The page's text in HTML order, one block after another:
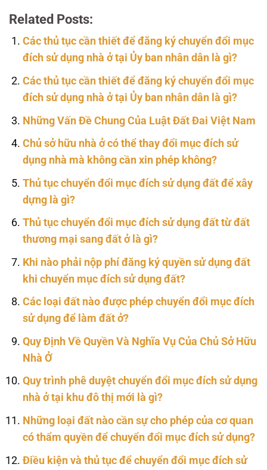
Related Posts:
Các thủ tục cần thiết để đăng ký chuyển đổi mục
đích sử dụng nhà ở tại Ủy ban nhân dân là gì?
Các thủ tục cần thiết để đăng ký chuyển đổi mục
đích sử dụng nhà ở tại Ủy ban nhân dân là gì?
Những Vấn Đề Chung Của Luật Đất Đai Việt Nam
Chủ sở hữu nhà ở có thể thay đổi mục đích sử
dụng nhà mà không cần xin phép không?
Thủ tục chuyển đổi mục đích sử dụng đất để xây
dựng là gì?
Thủ tục chuyển đổi mục đích sử dụng đất từ đất
thương mại sang đất ở là gì?
Khi nào phải nộp phí đăng ký quyền sử dụng đất
khi chuyển mục đích sử dụng đất?
Các loại đất nào được phép chuyển đổi mục đích
sử dụng để làm đất ở?
Quy Định Về Quyền Và Nghĩa Vụ Của Chủ Sở Hữu
Nhà Ở
Quy trình phê duyệt chuyển đổi mục đích sử dụng
nhà ở tại khu đô thị mới là gì?
Những loại đất nào cần sự cho phép của cơ quan
có thẩm quyền để chuyển đổi mục đích sử dụng?
Điều kiện và thủ tục để chuyển đổi mục đích sử